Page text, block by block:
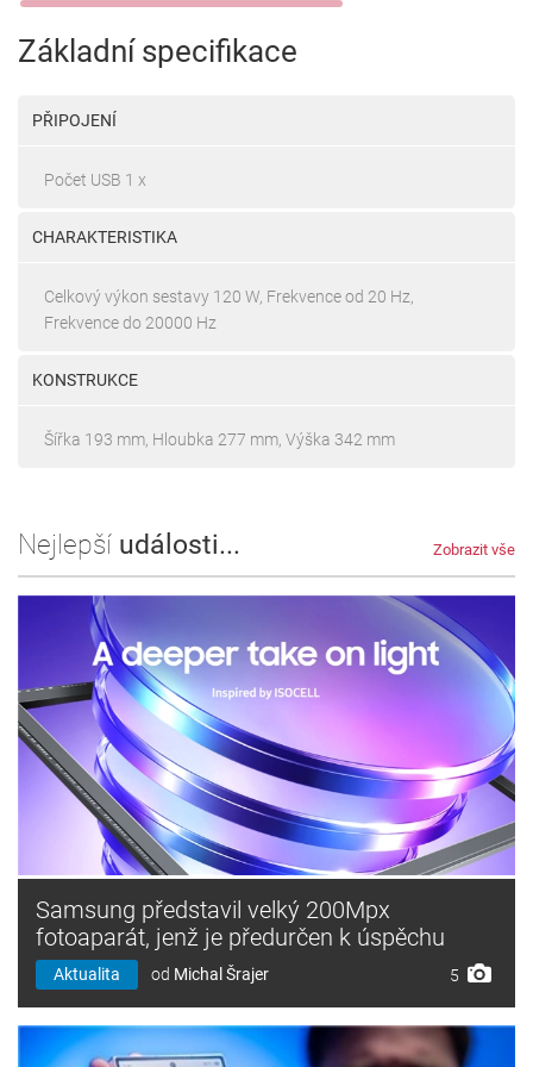
Základní specifikace
PŘIPOJENÍ
Počet USB 1 x
CHARAKTERISTIKA
Celkový výkon sestavy 120 W, Frekvence od 20 Hz,
Frekvence do 20000 Hz
KONSTRUKCE
Šířka 193 mm, Hloubka 277 mm, Výška 342 mm
Nejlepší události... Zobrazit vše
Samsung představil velký 200Mpx
fotoaparát, jenž je předurčen k úspěchu
Aktualita od Michal Šrajer 5